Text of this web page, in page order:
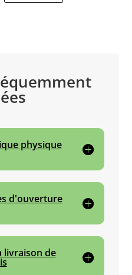
physique
d'ouverture
livraison de